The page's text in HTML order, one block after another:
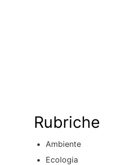
Rubriche
Ambiente
Ecologia